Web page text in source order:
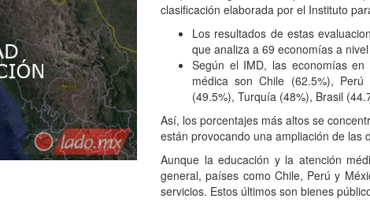
clasificación elaborada por el Instituto
Los resultados de estas
que analiza a 69 economías a
Según el IMD, las economías
médica son Chile (62.5%), Perú
(49.5%), Turquía (48%), Brasil
Así, los porcentajes más altos se
están provocando una ampliación de las
Aunque la educación y la atención
general, países como Chile, Perú y
servicios. Estos últimos son bienes